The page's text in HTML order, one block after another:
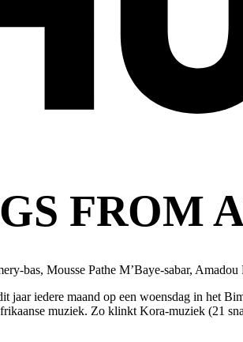
FROM
bas, Mousse Pathe M’Baye-sabar, Amadou
iedere maand op een woensdag in het
muziek. Zo klinkt Kora-muziek (21